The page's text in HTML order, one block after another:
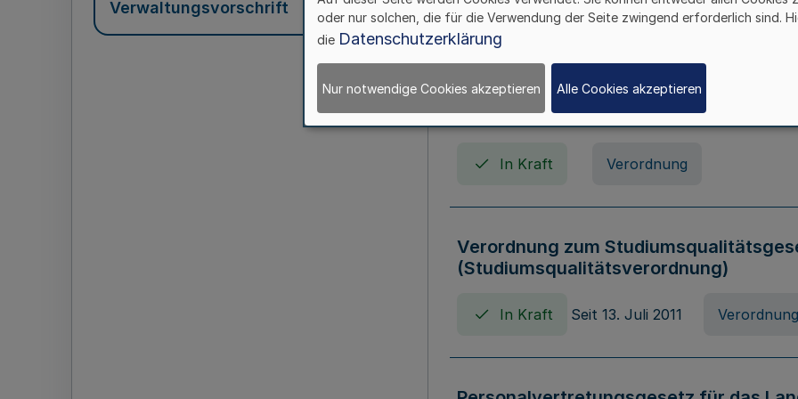
Verwaltungsvorschrift In Kraft Seit 01. April 2008 Gesetz
Verordnung über Beihilfen in Geburts-
Todesfällen (Beihilfenverordnung NRW
In Kraft Verordnung
Verordnung zum
(Studiumsqualitätsverordnung)
In Kraft Seit 13. Juli 2011 Verordnung
oder nur solchen, die für die Verwendung der Seite zwingend erforderlich sind.
die Datenschutzerklärung
Nur notwendige Cookies akzeptieren Alle Cookies akzeptieren